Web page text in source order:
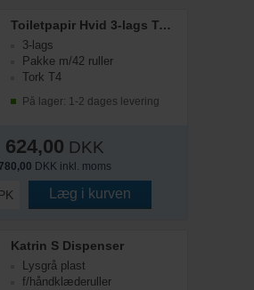
Toiletpapir Hvid 3-lags Tork T4
3-lags
Pakke m/42 ruller
Tork T4
På lager: 1-2 dages levering
624,00 DKK
780,00 DKK inkl. moms
Læg i kurven
Katrin S Dispenser
Lysgrå plast
f/håndklæderuller